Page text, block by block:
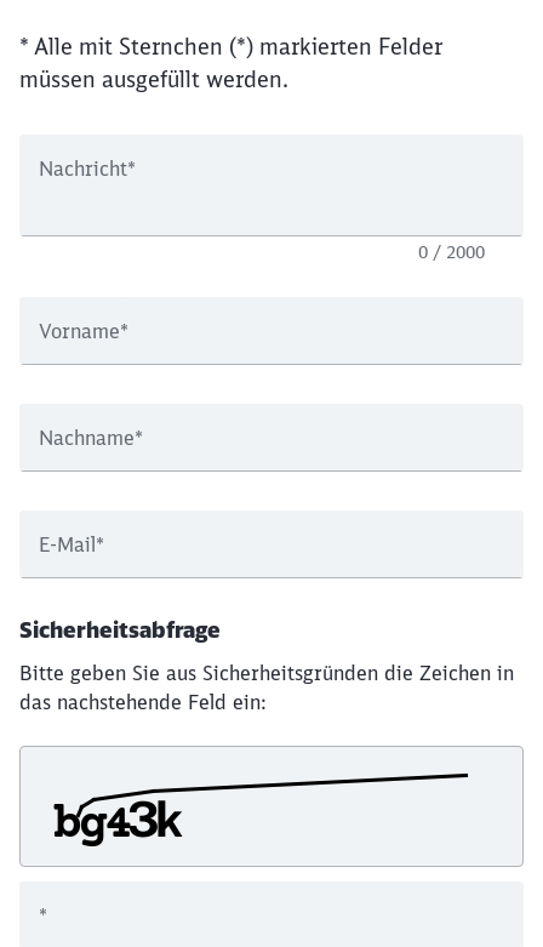
* Alle mit Sternchen (*) markierten Felder
müssen ausgefüllt werden.
Nachricht*
0 / 2000
Vorname*
Nachname*
E-Mail*
Sicherheitsabfrage
Bitte geben Sie aus Sicherheitsgründen die Zeichen in
das nachstehende Feld ein:
*